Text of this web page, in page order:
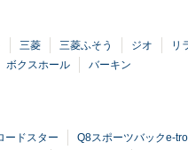
三菱 三菱ふそう ジオ リ
ボクスホール バーキン
ードスター Q8スポーツバックe-